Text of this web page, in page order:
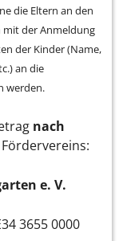
die Eltern an den
mit der Anmeldung
der Kinder (Name,
an die
werden.
nach
e. V.
3655 0000